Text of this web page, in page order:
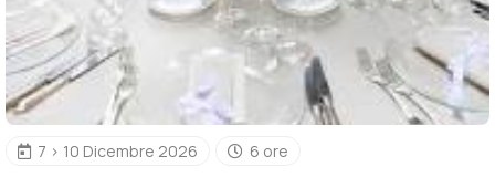
7 > 10 Dicembre 2026 6 ore